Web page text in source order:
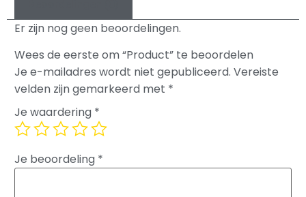
Er zijn nog geen beoordelingen.
Wees de eerste om “Product” te beoordelen
Je e-mailadres wordt niet gepubliceerd. Vereiste
velden zijn gemarkeerd met *
Je waardering *
Je beoordeling *